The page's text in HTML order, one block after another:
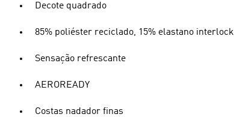
Decote quadrado
85% poliéster reciclado, 15% elastano interlock
Sensação refrescante
AEROREADY
Costas nadador finas